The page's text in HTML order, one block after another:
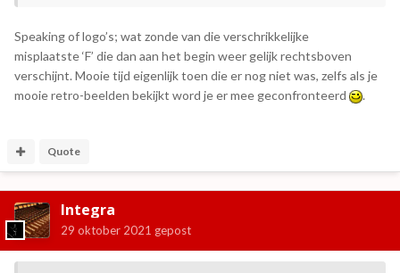
Speaking of logo’s; wat zonde van die verschrikkelijke
misplaatste ‘F’ die dan aan het begin weer gelijk rechtsboven
verschijnt. Mooie tijd eigenlijk toen die er nog niet was, zelfs als je
mooie retro-beelden bekijkt word je er mee geconfronteerd
.
Quote
Integra
29 oktober 2021 gepost